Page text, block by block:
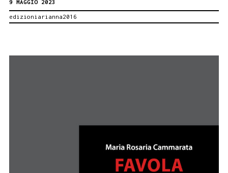
9 MAGGIO 2023
edizioniarianna2016